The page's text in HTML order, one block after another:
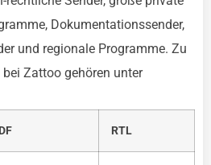
Dokumentationssender,
und regionale Programme. Zu
Zattoo gehören unter
RTL